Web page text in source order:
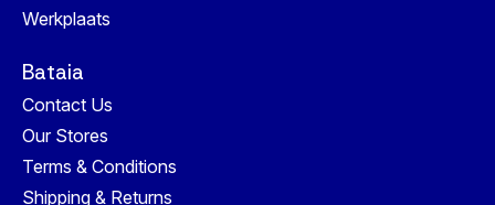
Werkplaats
Bataia
Contact Us
Our Stores
Terms & Conditions
Shipping & Returns